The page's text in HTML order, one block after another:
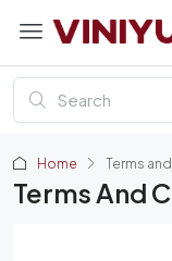
Home Terms
Terms And